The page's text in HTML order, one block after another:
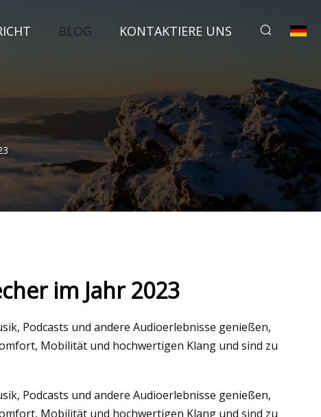
BLOG KONTAKTIERE UNS
im Jahr 2023
Podcasts und andere Audioerlebnisse genießen,
Mobilität und hochwertigen Klang und sind zu
Podcasts und andere Audioerlebnisse genießen,
Mobilität und hochwertigen Klang und sind zu